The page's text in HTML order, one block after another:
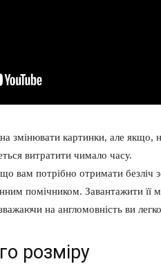
змінювати картинки, але якщо,
витратити чимало часу.
вам потрібно отримати безліч
помічником. Завантажити її
на англомовність ви легко
розміру